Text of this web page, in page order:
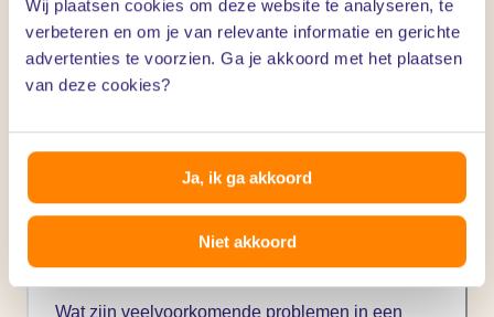
Wij plaatsen cookies om deze website te analyseren, te
verbeteren en om je van relevante informatie en gerichte
advertenties te voorzien. Ga je akkoord met het plaatsen
van deze cookies?
Ja, ik ga akkoord
Niet akkoord
Wat moet ik doen als ik merk dat mijn
staat?
Wat zijn veelvoorkomende problemen in een